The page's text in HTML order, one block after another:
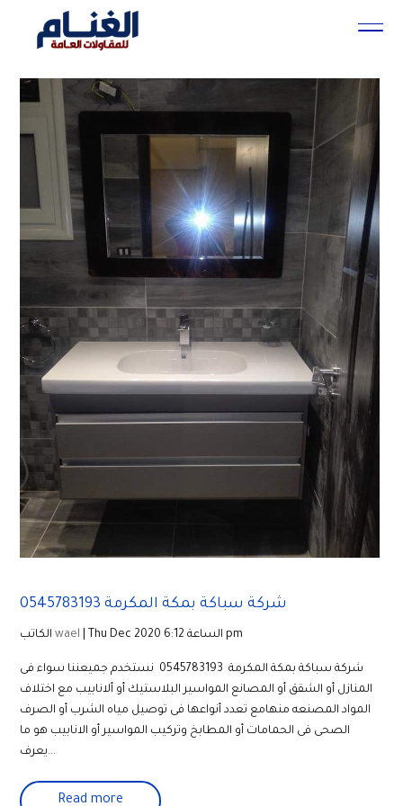
شركة سباكة بمكة المكرمة 0545783193
wael | Thu Dec 2020 الساعة 6:12 pm
شركة سباكة بمكة المكرمة 0545783193 نستخدم جميعننا سواء فى
المنازل أو الشقق أو المصانع المواسير البلاستيك أو ألانابيب مع اختلاف
المواد المصنعه منهامع تعدد أنواعها فى توصيل مياه الشرب أو الصرف
الصحى فى الحمامات أو المطابخ وتركيب المواسير أو الانابيب هو ما
يعرف...
Read more